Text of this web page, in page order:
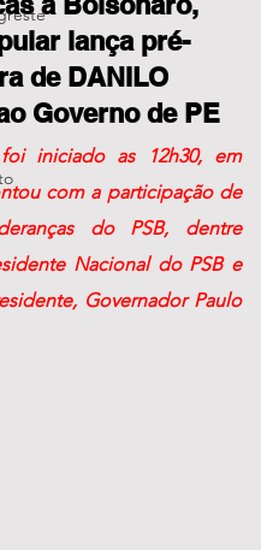
lança pré-
de DANILO
Governo de PE
iniciado as 12h30, em
com a participação de
do PSB, dentre
Nacional do PSB e
Governador Paulo